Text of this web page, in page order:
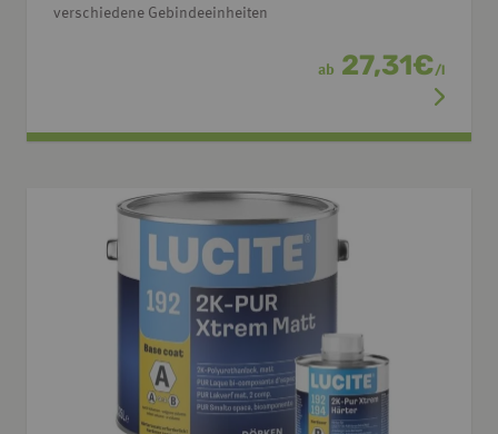
verschiedene Gebindeeinheiten
ab 27,31€/l